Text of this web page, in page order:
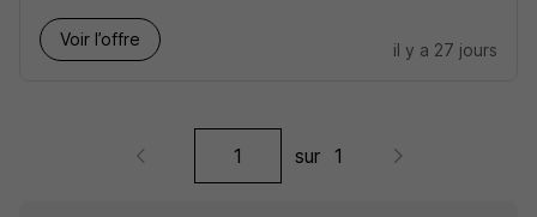
Voir l’offre
il y a 27 jours
sur 1